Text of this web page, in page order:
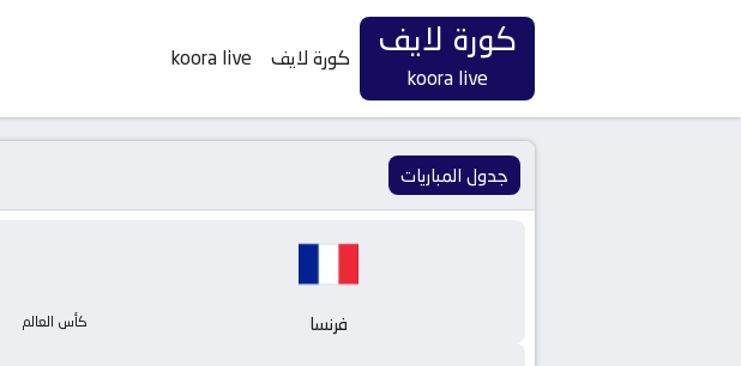
كورة لايف
koora live
كورة لايف koora live
جدول المباريات
فرنسا كأس العالم